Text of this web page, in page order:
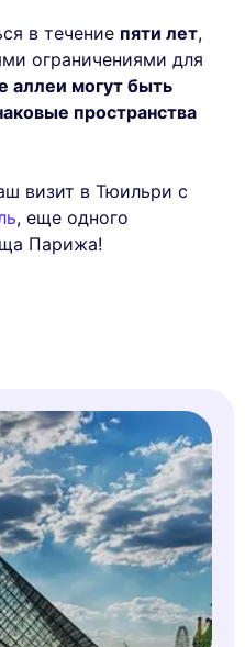
в течение пяти лет,
ограничениями для
аллеи могут быть
пространства
визит в Тюильри с
, еще одного
Парижа!